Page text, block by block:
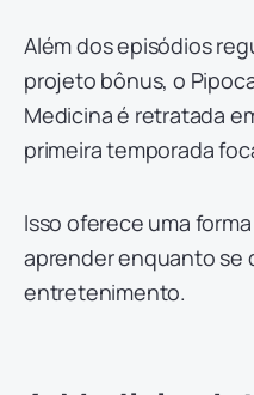
Além dos episódios
projeto bônus, o
Medicina é retratada
primeira temporada
Isso oferece uma
aprender enquanto se
entretenimento.